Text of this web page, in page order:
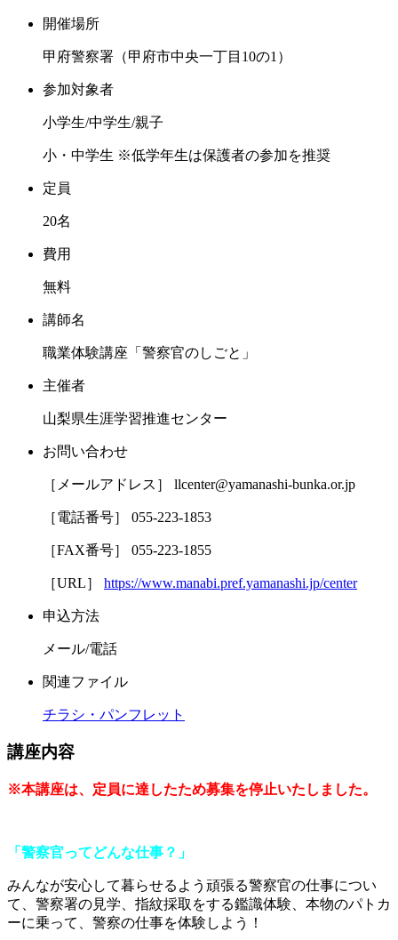
開催場所
甲府警察署（甲府市中央一丁目10の1）
参加対象者
小学生/中学生/親子
小・中学生 ※低学年生は保護者の参加を推奨
定員
20名
費用
無料
講師名
職業体験講座「警察官のしごと」
主催者
山梨県生涯学習推進センター
お問い合わせ
［メールアドレス］ llcenter@yamanashi-bunka.or.jp
［電話番号］ 055-223-1853
［FAX番号］ 055-223-1855
［URL］ https://www.manabi.pref.yamanashi.jp/center
申込方法
メール/電話
関連ファイル
チラシ・パンフレット
講座内容
※本講座は、定員に達したため募集を停止いたしました。
「警察官ってどんな仕事？」
みんなが安心して暮らせるよう頑張る警察官の仕事につい
て、警察署の見学、指紋採取をする鑑識体験、本物のパトカ
ーに乗って、警察の仕事を体験しよう！